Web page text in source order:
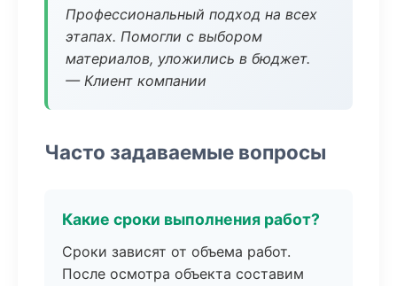
Профессиональный подход на всех
этапах. Помогли с выбором
материалов, уложились в бюджет.
— Клиент компании
Часто задаваемые вопросы
Какие сроки выполнения работ?
Сроки зависят от объема работ.
После осмотра объекта составим